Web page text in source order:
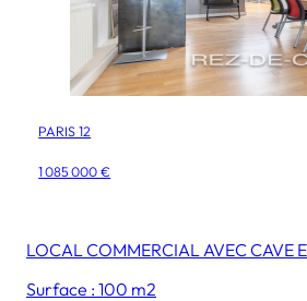
PARIS 12
1 085 000 €
LOCAL COMMERCIAL AVEC CAVE
Surface : 100 m2